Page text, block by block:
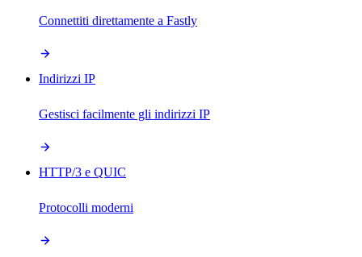
Connettiti direttamente a Fastly
Indirizzi IP
Gestisci facilmente gli indirizzi IP
HTTP/3 e QUIC
Protocolli moderni